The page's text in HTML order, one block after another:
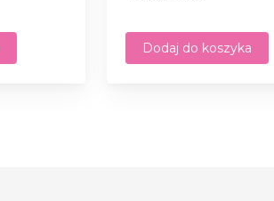
Dodaj do koszyka